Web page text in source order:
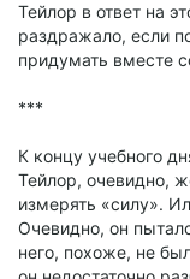
Тейлор в ответ на
раздражало, если
придумать вместе
***
К концу учебного
Тейлор, очевидно,
измерять «силу».
Очевидно, он
него, похоже, не